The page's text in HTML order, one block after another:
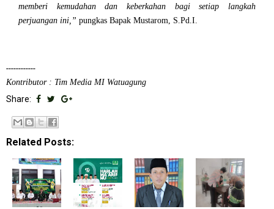
memberi kemudahan dan keberkahan bagi setiap langkah
perjuangan ini,” pungkas Bapak Mustarom, S.Pd.I
------------
Kontributor : Tim Media MI Watuagung
Share:
Related Posts: